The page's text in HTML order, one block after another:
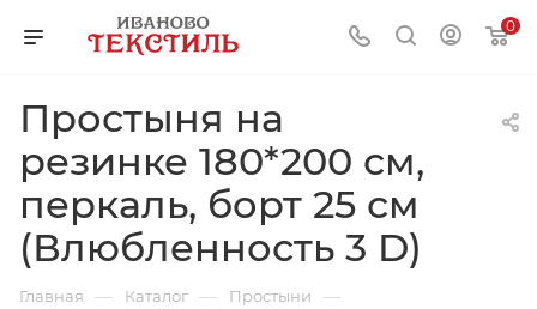
0
Простыня на
резинке 180*200 см,
перкаль, борт 25 см
(Влюбленность 3 D)
Главная — Каталог — Простыни —